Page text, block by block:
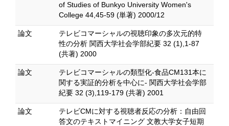
of Studies of Bunkyo University Women's
College 44,45-59 (単著) 2000/12
論文
テレビコマーシャルの視聴印象の多次元的特
性の分析 関西大学社会学部紀要 32 (1),1-87
(共著) 2000
論文
テレビコマーシャルの類型化‐食品CM131本に
関する実証的分析を中心に‐ 関西大学社会学部
紀要 32 (3),119-179 (共著) 2001
論文
テレビCMに対する視聴者反応の分析：自由回
答文のテキストマイニング 文教大学女子短期